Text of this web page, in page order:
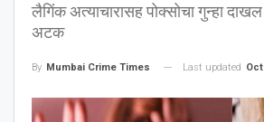
लैगिंक अत्याचारासह पोक्सोचा गुन्हा दाखल
अटक
By Mumbai Crime Times Last updated